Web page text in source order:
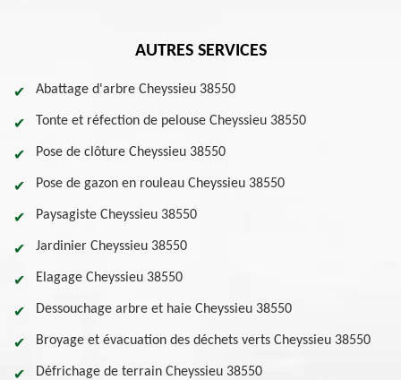
AUTRES SERVICES
Abattage d'arbre Cheyssieu 38550
Tonte et réfection de pelouse Cheyssieu 38550
Pose de clôture Cheyssieu 38550
Pose de gazon en rouleau Cheyssieu 38550
Paysagiste Cheyssieu 38550
Jardinier Cheyssieu 38550
Elagage Cheyssieu 38550
Dessouchage arbre et haie Cheyssieu 38550
Broyage et évacuation des déchets verts Cheyssieu 38550
Défrichage de terrain Cheyssieu 38550